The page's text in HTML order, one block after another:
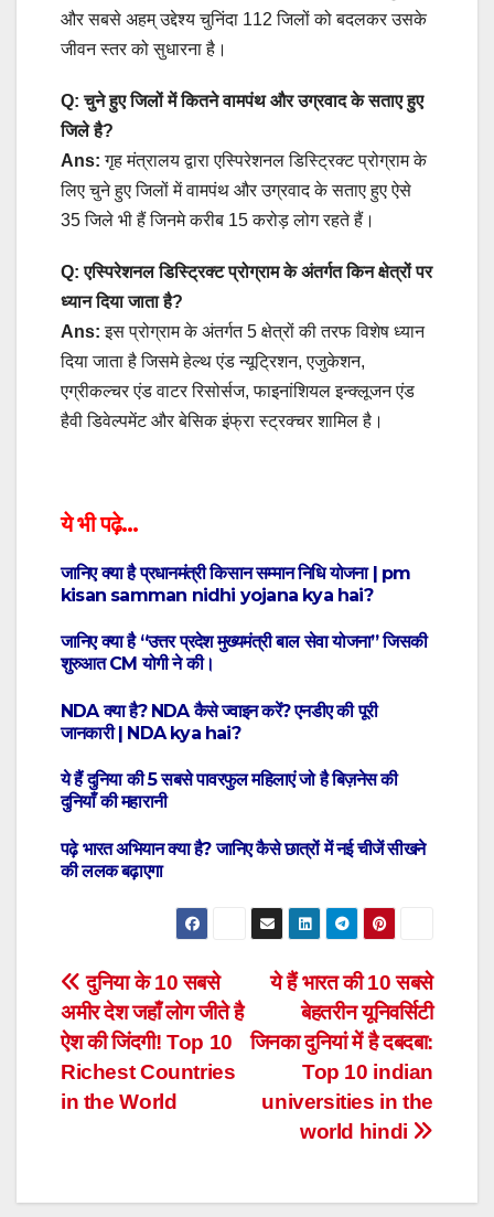
और सबसे अहम् उद्देश्य चुनिंदा 112 जिलों को बदलकर उसके
जीवन स्तर को सुधारना है।
Q: चुने हुए जिलों में कितने वामपंथ और उग्रवाद के सताए हुए
जिले है?
Ans: गृह मंत्रालय द्वारा एस्पिरेशनल डिस्ट्रिक्ट प्रोग्राम के
लिए चुने हुए जिलों में वामपंथ और उग्रवाद के सताए हुए ऐसे
35 जिले भी हैं जिनमे करीब 15 करोड़ लोग रहते हैं।
Q: एस्पिरेशनल डिस्ट्रिक्ट प्रोग्राम के अंतर्गत किन क्षेत्रों पर
ध्यान दिया जाता है?
Ans: इस प्रोग्राम के अंतर्गत 5 क्षेत्रों की तरफ विशेष ध्यान
दिया जाता है जिसमे हेल्थ एंड न्यूट्रिशन, एजुकेशन,
एग्रीकल्चर एंड वाटर रिसोर्सज, फाइनांशियल इन्क्लूजन एंड
हैवी डिवेल्पमेंट और बेसिक इंफ्रा स्ट्रक्चर शामिल है।
ये भी पढ़े…
जानिए क्या है प्रधानमंत्री किसान सम्मान निधि योजना | pm
kisan samman nidhi yojana kya hai?
जानिए क्या है “उत्तर प्रदेश मुख्यमंत्री बाल सेवा योजना” जिसकी
शुरुआत CM योगी ने की।
NDA क्या है? NDA कैसे ज्वाइन करें? एनडीए की पूरी
जानकारी | NDA kya hai?
ये हैं दुनिया की 5 सबसे पावरफुल महिलाएं जो है बिज़नेस की
दुनियाँ की महारानी
पढ़े भारत अभियान क्या है? जानिए कैसे छात्रों में नई चीजें सीखने
की ललक बढ़ाएगा
Post
navigation
ये हैं भारत की 10 सबसे
बेहतरीन यूनिवर्सिटी
जिनका दुनियां में है दबदबा:
Top 10 indian
universities in the
world hindi
दुनिया के 10 सबसे
अमीर देश जहाँ लोग जीते है
ऐश की जिंदगी! Top 10
Richest Countries
in the World